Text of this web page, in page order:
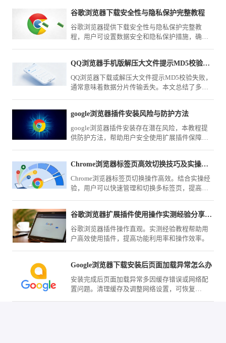
谷歌浏览器下载安全性与隐私保护完整教程
谷歌浏览器提供下载安全性与隐私保护完整教
程，用户可设置数据安全和隐私保护措施，确保
QQ浏览器手机版解压大文件提示MD5校验失败自救法
QQ浏览器下载或解压大文件提示MD5校验失败，
通常意味着数据分片传输丢失。本文总结了多种
份。
google浏览器插件安装风险与防护方法
google浏览器插件安装存在潜在风险，本教程提
供防护方法，帮助用户安全使用扩展插件保障数
Chrome浏览器标签页高效切换技巧及实操经验
Chrome浏览器标签页切换操作高效。结合实操经
验，用户可以快速管理和切换多标签页，提高多
谷歌浏览器扩展插件使用操作实测经验分享教程
谷歌浏览器插件操作直观。实测经验教程帮助用
户高效使用插件，提高功能利用率和操作效率。
Google浏览器下载安装后页面加载异常怎么办
安装完成后页面加载异常多因缓存错误或网络配
置问题。清理缓存及调整网络设置，可恢复